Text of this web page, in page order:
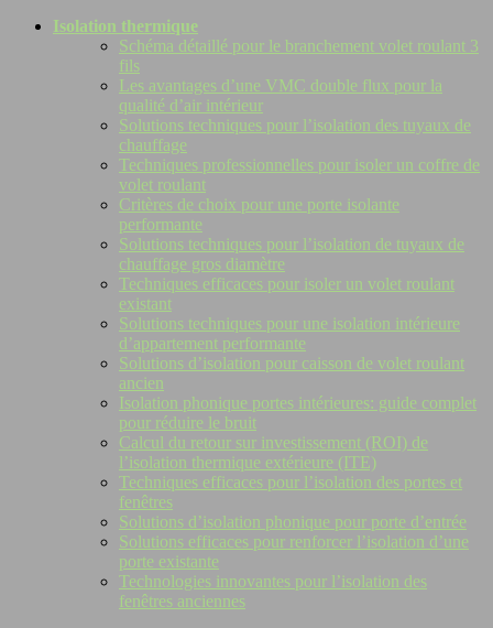
Isolation thermique
Schéma détaillé pour le branchement volet roulant 3
fils
Les avantages d’une VMC double flux pour la
qualité d’air intérieur
Solutions techniques pour l’isolation des tuyaux de
chauffage
Techniques professionnelles pour isoler un coffre de
volet roulant
Critères de choix pour une porte isolante
performante
Solutions techniques pour l’isolation de tuyaux de
chauffage gros diamètre
Techniques efficaces pour isoler un volet roulant
existant
Solutions techniques pour une isolation intérieure
d’appartement performante
Solutions d’isolation pour caisson de volet roulant
ancien
Isolation phonique portes intérieures: guide complet
pour réduire le bruit
Calcul du retour sur investissement (ROI) de
l’isolation thermique extérieure (ITE)
Techniques efficaces pour l’isolation des portes et
fenêtres
Solutions d’isolation phonique pour porte d’entrée
Solutions efficaces pour renforcer l’isolation d’une
porte existante
Technologies innovantes pour l’isolation des
fenêtres anciennes